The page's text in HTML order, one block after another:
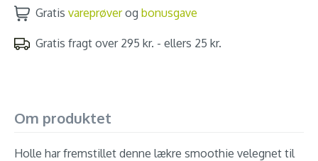
Gratis vareprøverog bonusgave
Gratis fragt over 295 kr. - ellers 25 kr.
Om produktet
Holle har fremstillet denne lækre smoothie velegnet til